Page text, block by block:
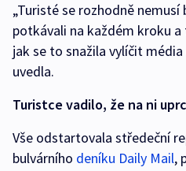
„Turisté se rozhodně nemusí
potkávali na každém kroku
jak se to snažila vylíčit
uvedla.
Turistce vadilo, že na ni
Vše odstartovala středeční
bulvárního deníku Daily Mail,